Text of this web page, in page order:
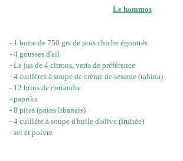
Le hommos
- 1 boite de 750 grs de pois chiche égouttés
- 4 gousses d'ail
- Le jus de 4 citrons, verts de préférence
- 4 cuillères à soupe de crème de sésame (tahina)
- 12 brins de coriandre
- paprika
- 8 pitas (pains libanais)
- 4 cuillère à soupe d'huile d'olive (fruitée)
- sel et poivre